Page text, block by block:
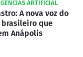
ARTIFICIAL
A nova voz do
brasileiro que
Anápolis